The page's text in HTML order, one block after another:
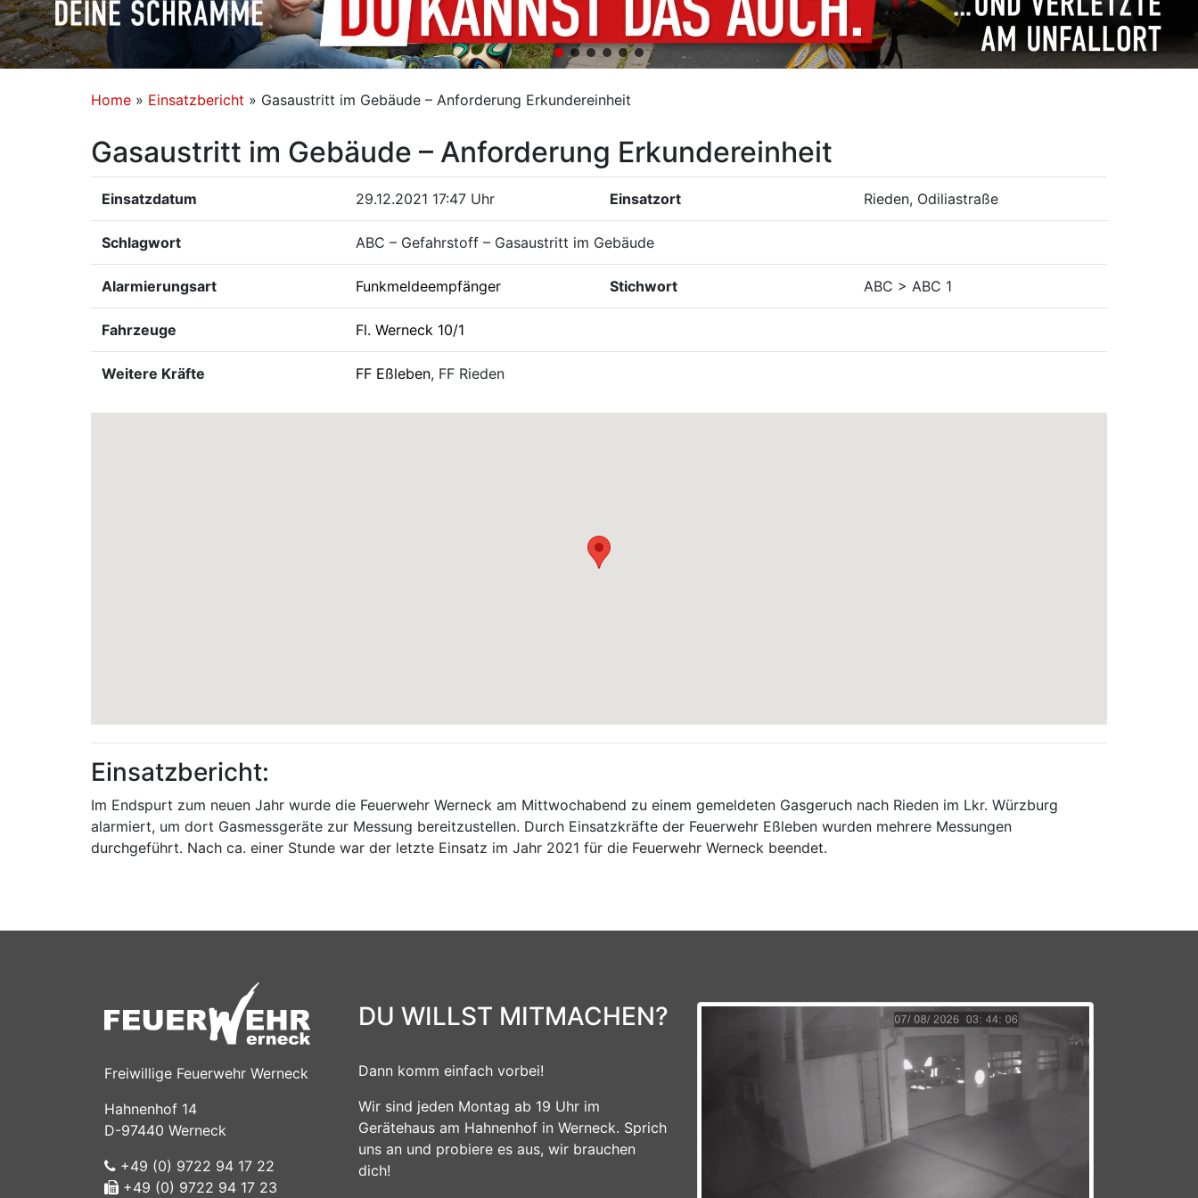
Home » Einsatzbericht » Gasaustritt im Gebäude – Anforderung Erkundereinheit
Gasaustritt im Gebäude – Anforderung Erkundereinheit
Einsatzdatum 29.12.2021 17:47 Uhr Einsatzort Rieden, Odiliastraße
Schlagwort ABC – Gefahrstoff – Gasaustritt im Gebäude
Alarmierungsart Funkmeldeempfänger Stichwort ABC > ABC 1
Fahrzeuge Fl. Werneck 10/1
Weitere Kräfte FF Eßleben, FF Rieden
Einsatzbericht:
Im Endspurt zum neuen Jahr wurde die Feuerwehr Werneck am Mittwochabend zu einem gemeldeten Gasgeruch nach Rieden im Lkr. Würzburg
alarmiert, um dort Gasmessgeräte zur Messung bereitzustellen. Durch Einsatzkräfte der Feuerwehr Eßleben wurden mehrere Messungen
durchgeführt. Nach ca. einer Stunde war der letzte Einsatz im Jahr 2021 für die Feuerwehr Werneck beendet.
Freiwillige Feuerwehr Werneck
Hahnenhof 14
D-97440 Werneck
+49 (0) 9722 94 17 22
+49 (0) 9722 94 17 23
DU WILLST MITMACHEN?
Dann komm einfach vorbei!
Wir sind jeden Montag ab 19 Uhr im
Gerätehaus am Hahnenhof in Werneck. Sprich
uns an und probiere es aus, wir brauchen
dich!